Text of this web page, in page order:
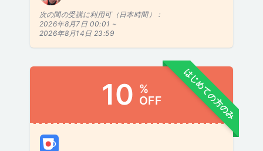
次の間の受講に利用可（日本時間）：
2026年8月7日 00:01 ~
2026年8月14日 23:59
はじめての方のみ
10 %
OFF